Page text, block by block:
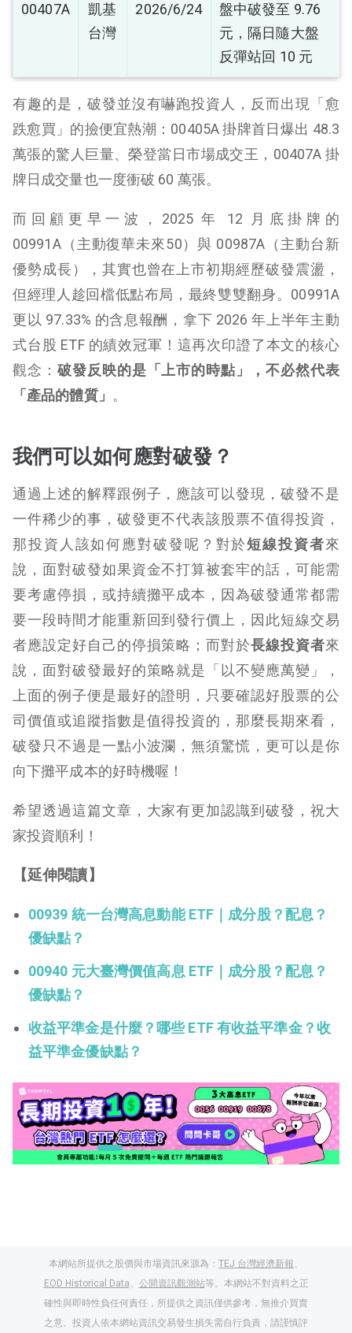
00407A
凱基
台灣
2026/6/24
盤中破發至 9.76
元，隔日隨大盤
反彈站回 10 元
有趣的是，破發並沒有嚇跑投資人，反而出現「愈
跌愈買」的撿便宜熱潮：00405A 掛牌首日爆出 48.3
萬張的驚人巨量、榮登當日市場成交王，00407A 掛
牌日成交量也一度衝破 60 萬張。
而回顧更早一波，2025 年 12 月底掛牌的
00991A（主動復華未來50）與 00987A（主動台新
優勢成長），其實也曾在上市初期經歷破發震盪，
但經理人趁回檔低點布局，最終雙雙翻身。00991A
更以 97.33% 的含息報酬，拿下 2026 年上半年主動
式台股 ETF 的績效冠軍！這再次印證了本文的核心
觀念： 破發反映的是「上市的時點」，不必然代表
「產品的體質」 。
我們可以如何應對破發？
通過上述的解釋跟例子，應該可以發現，破發不是
一件稀少的事，破發更不代表該股票不值得投資，
那投資人該如何應對破發呢？對於短線投資者來
說，面對破發如果資金不打算被套牢的話，可能需
要考慮停損，或持續攤平成本，因為破發通常都需
要一段時間才能重新回到發行價上，因此短線交易
者應設定好自己的停損策略；而對於長線投資者來
說，面對破發最好的策略就是「以不變應萬變」，
上面的例子便是最好的證明，只要確認好股票的公
司價值或追蹤指數是值得投資的，那麼長期來看，
破發只不過是一點小波瀾，無須驚慌，更可以是你
向下攤平成本的好時機喔！
希望透過這篇文章，大家有更加認識到破發，祝大
家投資順利！
【延伸閱讀】
00939 統一台灣高息動能 ETF｜成分股？配息？
優缺點？
00940 元大臺灣價值高息 ETF｜成分股？配息？
優缺點？
收益平準金是什麼？哪些 ETF 有收益平準金？收
益平準金優缺點？
本網站所提供之股價與市場資訊來源為： TEJ 台灣經濟新報、
EOD Historical Data、 公開資訊觀測站等。本網站不對資料之正
確性與即時性負任何責任，所提供之資訊僅供參考，無推介買賣
之意。投資人依本網站資訊交易發生損失需自行負責，請謹慎評